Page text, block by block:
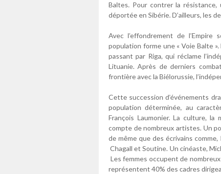
Baltes. Pour contrer la
déportée en Sibérie. D’ailleurs, les
Avec l’effondrement de l’Empire
population forme une « Voie Balte
passant par Riga, qui réclame
Lituanie. Après de derniers
frontière avec la Biélorussie,
Cette succession d’événements
population déterminée, au
François Laumonier. La culture,
compte de nombreux artistes. Un
de même que des écrivains
Chagall et Soutine. Un cinéaste,
Les femmes occupent de
représentent 40% des cadres